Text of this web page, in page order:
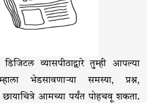
व्यासपीठाद्वारे तुम्ही आपल्या
भेडसावणाऱ्या समस्या, प्रश्न,
छायाचित्रे आमच्या पर्यंत पोहचवू शकता.